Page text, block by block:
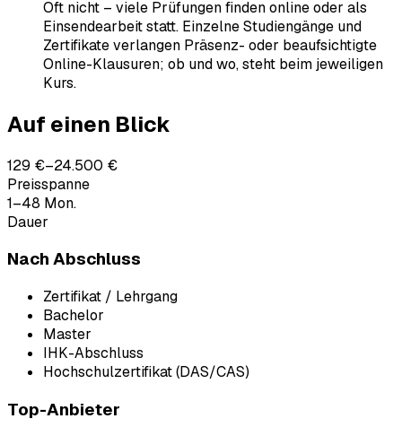
Oft nicht – viele Prüfungen finden online oder als
Einsendearbeit statt. Einzelne Studiengänge und
Zertifikate verlangen Präsenz- oder beaufsichtigte
Online-Klausuren; ob und wo, steht beim jeweiligen
Kurs.
Auf einen Blick
129 €–24.500 €
Preisspanne
1–48 Mon.
Dauer
Nach Abschluss
Zertifikat / Lehrgang
Bachelor
Master
IHK-Abschluss
Hochschulzertifikat (DAS/CAS)
Top-Anbieter